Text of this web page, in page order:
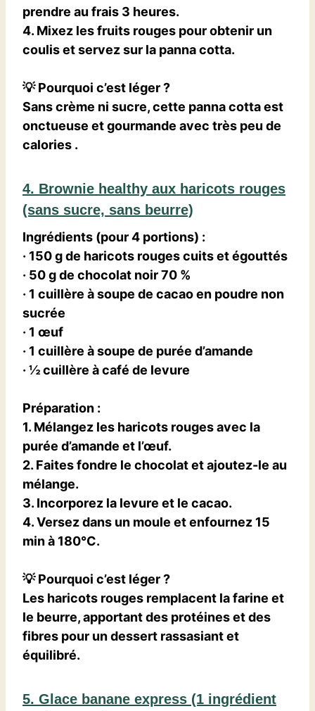
prendre au frais 3 heures.
4. Mixez les fruits rouges pour obtenir un
coulis et servez sur la panna cotta.
💡Pourquoi c’est léger ?
Sans crème ni sucre, cette panna cotta est
onctueuse et gourmande avec très peu de
calories .
4. Brownie healthy aux haricots rouges
(sans sucre, sans beurre)
Ingrédients (pour 4 portions) :
· 150 g de haricots rouges cuits et égouttés
· 50 g de chocolat noir 70 %
· 1 cuillère à soupe de cacao en poudre non
sucrée
· 1 œuf
· 1 cuillère à soupe de purée d’amande
· ½ cuillère à café de levure
Préparation :
1. Mélangez les haricots rouges avec la
purée d’amande et l’œuf.
2. Faites fondre le chocolat et ajoutez-le au
mélange.
3. Incorporez la levure et le cacao.
4. Versez dans un moule et enfournez 15
min à 180°C.
💡Pourquoi c’est léger ?
Les haricots rouges remplacent la farine et
le beurre,apportant des protéines et des
fibres pour un dessert rassasiant et
équilibré.
5. Glace banane express (1 ingrédient